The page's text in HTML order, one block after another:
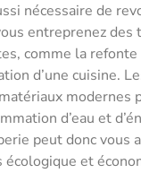
nécessaire de
entreprenez des
comme la refonte
d’une cuisine.
modernes
d’eau et
peut donc vous
et